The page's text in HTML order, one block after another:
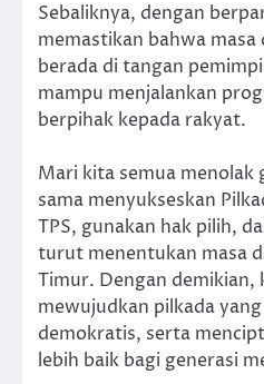
Sebaliknya, dengan
memastikan bahwa masa
berada di tangan
mampu menjalankan
berpihak kepada rakyat.
Mari kita semua menolak
sama menyukseskan
TPS, gunakan hak pilih,
turut menentukan masa
Timur. Dengan demikian,
mewujudkan pilkada
demokratis, serta
lebih baik bagi generasi